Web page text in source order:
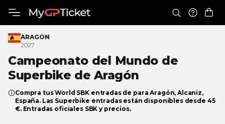
ARAGON
2027
Campeonato del Mundo de
Superbike de Aragón
Compra tus World SBK entradas de para Aragón, Alcaniz,
España. Las Superbike entradas están disponibles desde 45
€. Entradas oficiales SBK y precios.